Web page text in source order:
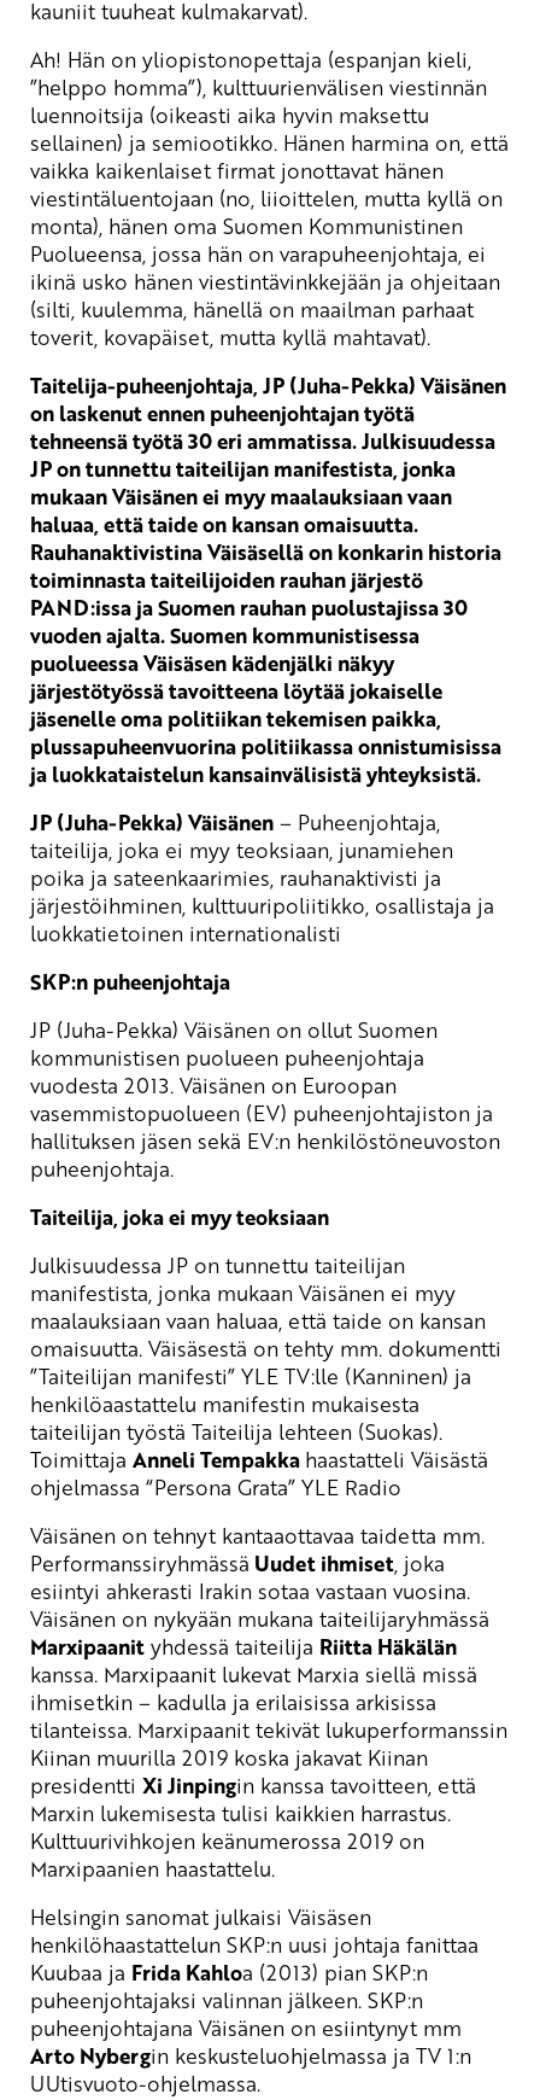
kauniit tuuheat kulmakarvat).
Ah! Hän on yliopistonopettaja (espanjan kieli,
”helppo homma”), kulttuurienvälisen viestinnän
luennoitsija (oikeasti aika hyvin maksettu
sellainen) ja semiootikko. Hänen harmina on, että
vaikka kaikenlaiset firmat jonottavat hänen
viestintäluentojaan (no, liioittelen, mutta kyllä on
monta), hänen oma Suomen Kommunistinen
Puolueensa, jossa hän on varapuheenjohtaja, ei
ikinä usko hänen viestintävinkkejään ja ohjeitaan
(silti, kuulemma, hänellä on maailman parhaat
toverit, kovapäiset, mutta kyllä mahtavat).
Taitelija-puheenjohtaja, JP (Juha-Pekka) Väisänen
on laskenut ennen puheenjohtajan työtä
tehneensä työtä 30 eri ammatissa. Julkisuudessa
JP on tunnettu taiteilijan manifestista, jonka
mukaan Väisänen ei myy maalauksiaan vaan
haluaa, että taide on kansan omaisuutta.
Rauhanaktivistina Väisäsellä on konkarin historia
toiminnasta taiteilijoiden rauhan järjestö
PAND:issa ja Suomen rauhan puolustajissa 30
vuoden ajalta. Suomen kommunistisessa
puolueessa Väisäsen kädenjälki näkyy
järjestötyössä tavoitteena löytää jokaiselle
jäsenelle oma politiikan tekemisen paikka,
plussapuheenvuorina politiikassa onnistumisissa
ja luokkataistelun kansainvälisistä yhteyksistä.
JP (Juha-Pekka) Väisänen – Puheenjohtaja,
taiteilija, joka ei myy teoksiaan, junamiehen
poika ja sateenkaarimies, rauhanaktivisti ja
järjestöihminen, kulttuuripoliitikko, osallistaja ja
luokkatietoinen internationalisti
SKP:n puheenjohtaja
JP (Juha-Pekka) Väisänen on ollut Suomen
kommunistisen puolueen puheenjohtaja
vuodesta 2013. Väisänen on Euroopan
vasemmistopuolueen (EV) puheenjohtajiston ja
hallituksen jäsen sekä EV:n henkilöstöneuvoston
puheenjohtaja.
Taiteilija, joka ei myy teoksiaan
Julkisuudessa JP on tunnettu taiteilijan
manifestista, jonka mukaan Väisänen ei myy
maalauksiaan vaan haluaa, että taide on kansan
omaisuutta. Väisäsestä on tehty mm. dokumentti
”Taiteilijan manifesti” YLE TV:lle (Kanninen) ja
henkilöaastattelu manifestin mukaisesta
taiteilijan työstä Taiteilija lehteen (Suokas).
Toimittaja Anneli Tempakka haastatteli Väisästä
ohjelmassa “Persona Grata” YLE Radio
Väisänen on tehnyt kantaaottavaa taidetta mm.
Performanssiryhmässä Uudet ihmiset, joka
esiintyi ahkerasti Irakin sotaa vastaan vuosina.
Väisänen on nykyään mukana taiteilijaryhmässä
Marxipaanit yhdessä taiteilija Riitta Häkälän
kanssa. Marxipaanit lukevat Marxia siellä missä
ihmisetkin – kadulla ja erilaisissa arkisissa
tilanteissa. Marxipaanit tekivät lukuperformanssin
Kiinan muurilla 2019 koska jakavat Kiinan
presidentti Xi Jinpingin kanssa tavoitteen, että
Marxin lukemisesta tulisi kaikkien harrastus.
Kulttuurivihkojen keänumerossa 2019 on
Marxipaanien haastattelu.
Helsingin sanomat julkaisi Väisäsen
henkilöhaastattelun SKP:n uusi johtaja fanittaa
Kuubaa ja Frida Kahloa (2013) pian SKP:n
puheenjohtajaksi valinnan jälkeen. SKP:n
puheenjohtajana Väisänen on esiintynyt mm
Arto Nybergin keskusteluohjelmassa ja TV 1:n
UUtisvuoto-ohjelmassa.